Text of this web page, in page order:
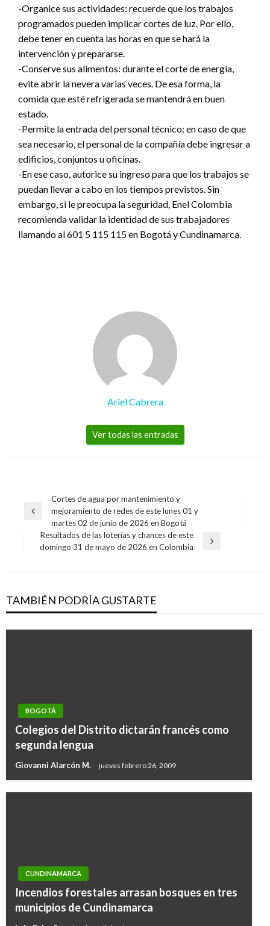
-Organice sus actividades: recuerde que los trabajos
programados pueden implicar cortes de luz. Por ello,
debe tener en cuenta las horas en que se hará la
intervención y prepararse.
-Conserve sus alimentos: durante el corte de energía,
evite abrir la nevera varias veces. De esa forma, la
comida que esté refrigerada se mantendrá en buen
estado.
-Permite la entrada del personal técnico: en caso de que
sea necesario, el personal de la compañía debe ingresar a
edificios, conjuntos u oficinas.
-En ese caso, autorice su ingreso para que los trabajos se
puedan llevar a cabo en los tiempos previstos. Sin
embargo, si le preocupa la seguridad, Enel Colombia
recomienda validar la identidad de sus trabajadores
llamando al 601 5 115 115 en Bogotá y Cundinamarca.
Ariel Cabrera
Ver todas las entradas
Navegación
de
entradas
Entrada
anterior
Cortes de agua por mantenimiento y
mejoramiento de redes de este lunes 01 y
martes 02 de junio de 2026 en Bogotá
Entrada
Resultados de las loterías y chances de este
domingo 31 de mayo de 2026 en Colombia
TAMBIÉN PODRÍA GUSTARTE
BOGOTÁ
Colegios del Distrito dictarán francés como
segunda lengua
Giovanni Alarcón M. jueves febrero 26, 2009
CUNDINAMARCA
Incendios forestales arrasan bosques en tres
municipios de Cundinamarca
Cierres totales de vías en la Zona Rosa por